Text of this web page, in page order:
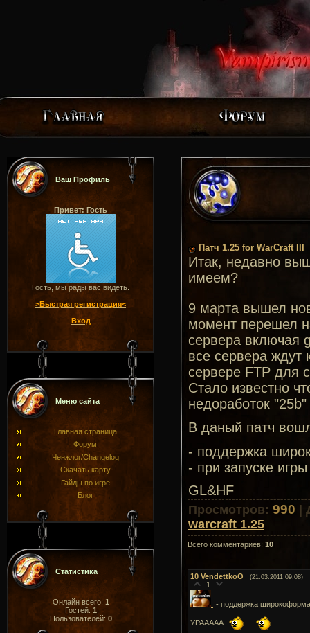
Ваш Профиль
Привет: Гость
Гость, мы рады вас видеть.
>Быстрая регистрация<
Вход
Меню сайта
Главная страница
Форум
Ченжлог/Changelog
Скачать карту
Гайды по игре
Блог
Статистика
Онлайн всего: 1
Гостей: 1
Пользователей: 0
Патч 1.25 for WarCraft III
Итак, недавно
имеем?
9 марта вышел
момент перешел
сервера включая
все сервера ждут
сервере FTP для
Стало известно
недоработок "25b"
В даный патч
- поддержка
- при запуске
GL&HF
Просмотров: 990
warcraft 1.25
Всего комментариев: 10
10 VendettkoO (21.03.2011 09:08)
1
- поддержка
УРААААА